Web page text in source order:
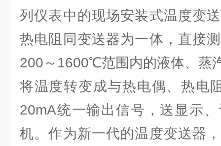
列仪表中的现场安装式温度变
热电阻同变送器为一体，直接
200～1600℃范围内的液体、蒸
将温度转变成与热电偶、热电
20mA统一输出信号，送显示
机。作为新一代的温度变送器